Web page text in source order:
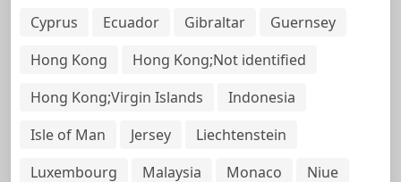
Cyprus
Ecuador Gibraltar
Guernsey
Hong Kong
Hong Kong;Not identified
Hong Kong;Virgin Islands
Indonesia
Isle of Man
Jersey
Liechtenstein
Luxembourg
Malaysia Monaco
Niue